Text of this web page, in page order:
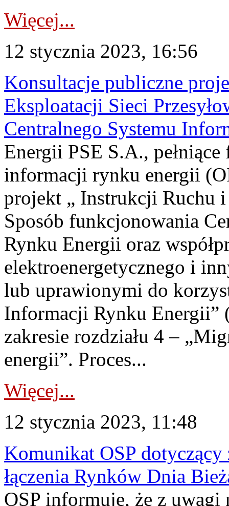
Więcej...
12 stycznia 2023, 16:56
Konsultacje publiczne
Eksploatacji Sieci
Centralnego Systemu
Energii PSE S.A.,
informacji rynku energii
projekt „ Instrukcji Ruchu
Sposób funkcjonowania
Rynku Energii oraz
elektroenergetycznego i
lub uprawionymi do
Informacji Rynku Energii”
zakresie rozdziału 4 –
energii”. Proces...
Więcej...
12 stycznia 2023, 11:48
Komunikat OSP dotyczący
łączenia Rynków Dnia
OSP informuje, że z uwagi